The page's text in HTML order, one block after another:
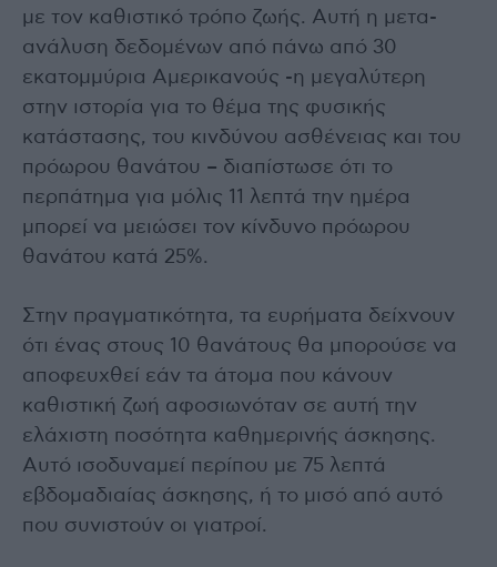
με τον καθιστικό τρόπο ζωής. Αυτή η μετα-
ανάλυση δεδομένων από πάνω από 30
εκατομμύρια Αμερικανούς -η μεγαλύτερη
στην ιστορία για το θέμα της φυσικής
κατάστασης, του κινδύνου ασθένειας και του
πρόωρου θανάτου – διαπίστωσε ότι το
περπάτημα για μόλις 11 λεπτά την ημέρα
μπορεί να μειώσει τον κίνδυνο πρόωρου
θανάτου κατά 25%.
Στην πραγματικότητα, τα ευρήματα δείχνουν
ότι ένας στους 10 θανάτους θα μπορούσε να
αποφευχθεί εάν τα άτομα που κάνουν
καθιστική ζωή αφοσιωνόταν σε αυτή την
ελάχιστη ποσότητα καθημερινής άσκησης.
Αυτό ισοδυναμεί περίπου με 75 λεπτά
εβδομαδιαίας άσκησης, ή το μισό από αυτό
που συνιστούν οι γιατροί.